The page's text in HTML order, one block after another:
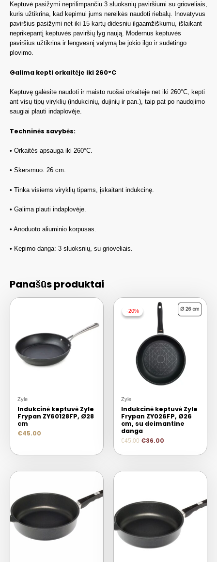
Keptuvė pasižymi neprilimpančiu 3 sluoksnių paviršiumi su grioveliais,
kuris užtikrina, kad kepimui jums nereikės naudoti riebalų. Inovatyvus
paviršius pasižymi net iki 15 kartų didesniu ilgaamžiškumu, išlaikant
neprikepantį keptuvės paviršių lyg naują. Modernus keptuvės
paviršius užtikrina ir lengvesnį valymą be jokio ilgo ir sudėtingo
plovimo.
Galima kepti orkaitėje iki 260°C
Keptuvę galėsite naudoti ir maisto ruošai orkaitėje net iki 260°C, kepti
ant visų tipų viryklių (indukcinių, dujinių ir pan.), taip pat po naudojimo
saugiai plauti indaplovėje.
Techninės savybės:
• Orkaitės apsauga iki 260°C.
• Skersmuo: 26 cm.
• Tinka visiems viryklių tipams, įskaitant indukcinę.
• Galima plauti indaplovėje.
• Anoduoto aliuminio korpusas.
• Kepimo danga: 3 sluoksnių, su grioveliais.
Panašūs produktai
Zyle
Indukcinė keptuvė Zyle
Frypan ZY60128FP, Ø28
cm
€45.00
-20%
-20%
Zyle
Indukcinė keptuvė Zyle
Frypan ZY026FP, Ø26
cm, su deimantine
danga
€45.00 €36.00